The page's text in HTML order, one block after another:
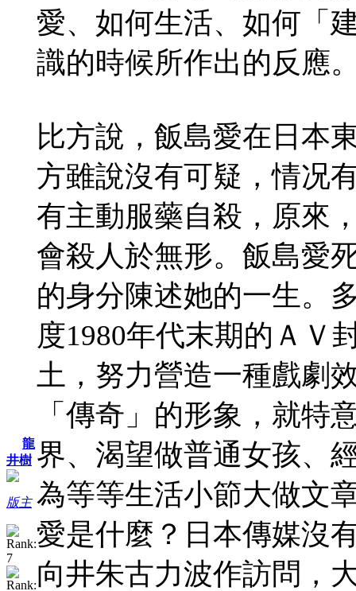
龍
井樹
版主
愛、如何生活、如何「
識的時候所作出的反應
比方說，飯島愛在日本
方雖說沒有可疑，情况
有主動服藥自殺，原來
會殺人於無形。飯島愛
的身分陳述她的一生。
度1980年代末期的ＡＶ
土，努力營造一種戲劇
「傳奇」的形象，就特
界、渴望做普通女孩、
為等等生活小節大做文
愛是什麼？日本傳媒沒
向井朱古力波作訪問，